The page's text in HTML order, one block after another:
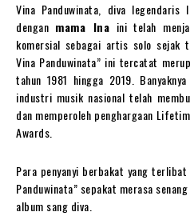
Vina Panduwinata, diva
dengan mama Ina ini telah
komersial sebagai artis solo sejak
Vina Panduwinata” ini tercatat
tahun 1981 hingga 2019.
industri musik nasional telah
dan memperoleh penghargaan
Awards.
Para penyanyi berbakat yang
Panduwinata” sepakat merasa
album sang diva.